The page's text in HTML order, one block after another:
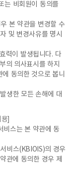
는 비회원이 동의를
본 약관을 변경할 수
및 변경사유를 명시
력이 발생됩니다. 다
의 의사표시를 하지
동의한 것으로 봅니
생한 모든 손해에 대
]
비스는 본 약관에 동
비스(KBIOIS)의 경우
관에 동의한 경우 제